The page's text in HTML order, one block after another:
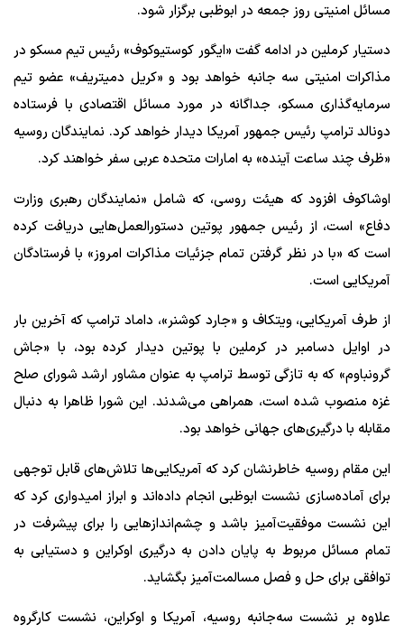
مسائل امنیتی روز جمعه در ابوظبی برگزار شود.
دستیار کرملین در ادامه گفت «ایگور کوستیوکوف» رئیس تیم مسکو در
مذاکرات امنیتی سه جانبه خواهد بود و «کریل دمیتریف» عضو تیم
سرمایه‌گذاری مسکو، جداگانه در مورد مسائل اقتصادی با فرستاده
دونالد ترامپ رئیس جمهور آمریکا دیدار خواهد کرد. نمایندگان روسیه
«ظرف چند ساعت آینده» به امارات متحده عربی سفر خواهند کرد.
اوشاکوف افزود که هیئت روسی، که شامل «نمایندگان رهبری وزارت
دفاع» است، از رئیس جمهور پوتین دستورالعمل‌هایی دریافت کرده
است که «با در نظر گرفتن تمام جزئیات مذاکرات امروز» با فرستادگان
آمریکایی است.
از طرف آمریکایی، ویتکاف و «جارد کوشنر»، داماد ترامپ که آخرین بار
در اوایل دسامبر در کرملین با پوتین دیدار کرده بود، با «جاش
گرونباوم» که به تازگی توسط ترامپ به عنوان مشاور ارشد شورای صلح
غزه منصوب شده است، همراهی می‌شدند. این شورا ظاهرا به دنبال
مقابله با درگیری‌های جهانی خواهد بود.
این مقام روسیه خاطرنشان کرد که آمریکایی‌ها تلاش‌های قابل توجهی
برای آماده‌سازی نشست ابوظبی انجام داده‌اند و ابراز امیدواری کرد که
این نشست موفقیت‌آمیز باشد و چشم‌اندازهایی را برای پیشرفت در
تمام مسائل مربوط به پایان دادن به درگیری اوکراین و دستیابی به
توافقی برای حل و فصل مسالمت‌آمیز بگشاید.
علاوه بر نشست سه‌جانبه روسیه، آمریکا و اوکراین، نشست کارگروه